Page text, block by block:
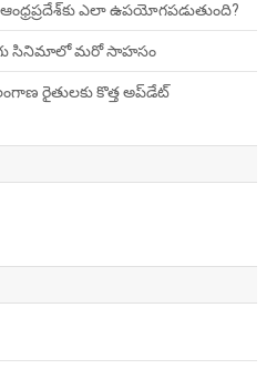
ఎలా ఉపయోగపడుతుంది?
సినిమాలో మరో సాహసం
రైతులకు కొత్త అప్‌డేట్